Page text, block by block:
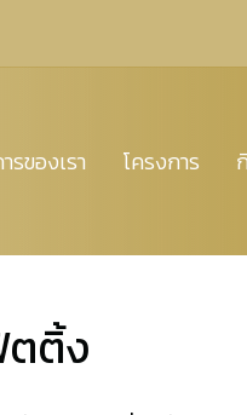
รของเรา โครงการ
ติ้ง